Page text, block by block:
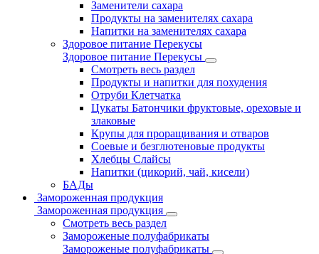
Заменители сахара
Продукты на заменителях сахара
Напитки на заменителях сахара
Здоровое питание Перекусы
Здоровое питание Перекусы
Смотреть весь раздел
Продукты и напитки для похудения
Отруби Клетчатка
Цукаты Батончики фруктовые, ореховые и
злаковые
Крупы для проращивания и отваров
Соевые и безглютеновые продукты
Хлебцы Слайсы
Напитки (цикорий, чай, кисели)
БАДы
Замороженная продукция
Замороженная продукция
Смотреть весь раздел
Замороженые полуфабрикаты
Замороженые полуфабрикаты